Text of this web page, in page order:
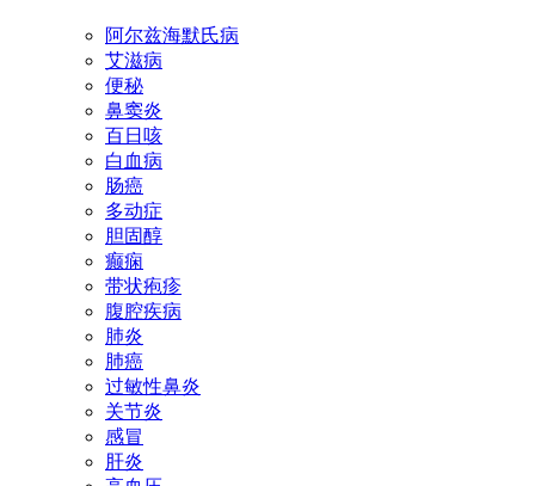
阿尔兹海默氏病
艾滋病
便秘
鼻窦炎
百日咳
白血病
肠癌
多动症
胆固醇
癫痫
带状疱疹
腹腔疾病
肺炎
肺癌
过敏性鼻炎
关节炎
感冒
肝炎